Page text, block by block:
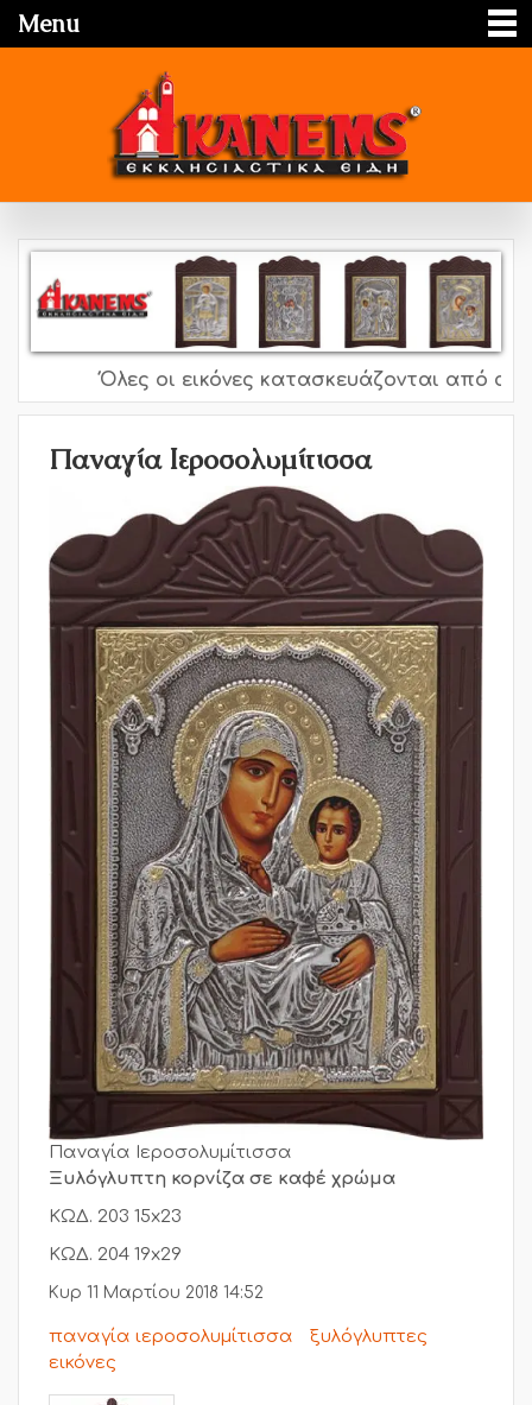
Menu
Όλες οι εικόνες κατασκευάζονται από
Παναγία Ιεροσολυμίτισσα
Παναγία Ιεροσολυμίτισσα
Ξυλόγλυπτη κορνίζα σε καφέ χρώμα
ΚΩΔ. 203 15x23
ΚΩΔ. 204 19x29
Κυρ 11 Μαρτίου 2018 14:52
παναγία ιεροσολυμίτισσα
ξυλόγλυπτες
εικόνες